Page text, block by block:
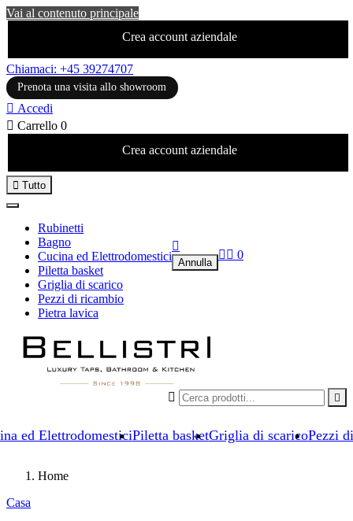
Vai al contenuto principale
Crea account aziendale
Chiamaci: +45 39274707
Prenota una visita allo showroom
 Accedi
 Carrello 0
Crea account aziendale
ed ElettrodomesticiPiletta basketGriglia di scaricoPezzi
 Tutto
Rubinetti
Bagno
Cucina ed Elettrodomestici
Piletta basket
Griglia di scarico
Pezzi di ricambio
Pietra lavica
 

Annulla
  0
Home
Casa